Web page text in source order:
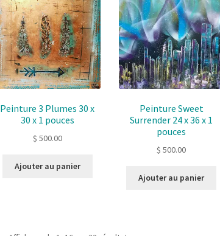
Peinture 3 Plumes 30 x
30 x 1 pouces
$ 500.00
Ajouter au panier
Peinture Sweet
Surrender 24 x 36 x 1
pouces
$ 500.00
Ajouter au panier